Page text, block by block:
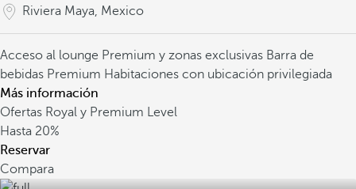
Riviera Maya, Mexico
Acceso al lounge Premium y zonas exclusivas Barra de
bebidas Premium Habitaciones con ubicación privilegiada
Más información
Ofertas Royal y Premium Level
Hasta 20%
Reservar
Compara